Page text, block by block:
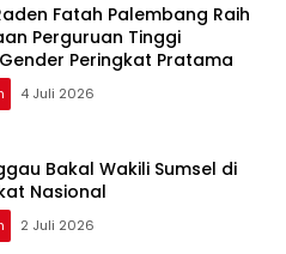
Fatah Palembang Raih
Perguruan Tinggi
Peringkat Pratama
4 Juli 2026
Bakal Wakili Sumsel di
Nasional
2 Juli 2026